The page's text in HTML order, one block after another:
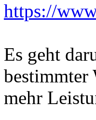
https://
Es geht
bestimmter
mehr